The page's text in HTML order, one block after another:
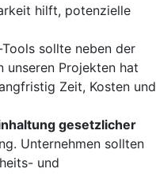
hilft, potenzielle
sollte neben der
unseren Projekten hat
Zeit, Kosten und
gesetzlicher
Unternehmen sollten
und